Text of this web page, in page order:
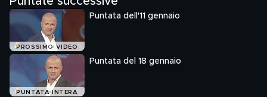
piu' di riflessione, che gli permetta di arrivare ad un nuovo
grado di giudizio.
PROSSIMO VIDEO
Puntata dell'11 gennaio
PUNTATA INTERA
Puntata del 18 gennaio